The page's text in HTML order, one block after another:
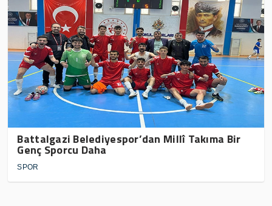
Battalgazi Belediyespor’dan Millî Takıma Bir
Genç Sporcu Daha
SPOR